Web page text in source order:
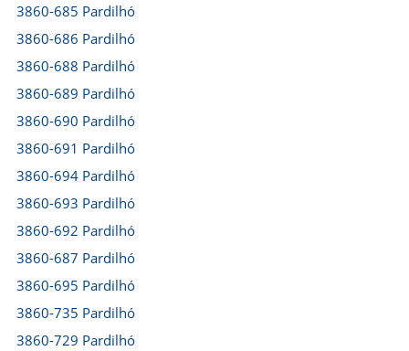
3860-685 Pardilhó
3860-686 Pardilhó
3860-688 Pardilhó
3860-689 Pardilhó
3860-690 Pardilhó
3860-691 Pardilhó
3860-694 Pardilhó
3860-693 Pardilhó
3860-692 Pardilhó
3860-687 Pardilhó
3860-695 Pardilhó
3860-735 Pardilhó
3860-729 Pardilhó